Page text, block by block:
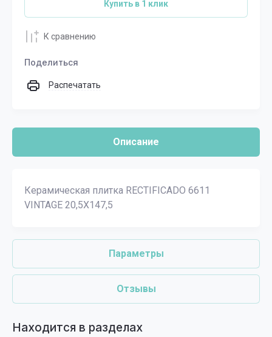
Купить в 1 клик
К сравнению
Поделиться
Распечатать
Описание
Керамическая плитка RECTIFICADO 6611
VINTAGE 20,5X147,5
Параметры
Отзывы
Находится в разделах